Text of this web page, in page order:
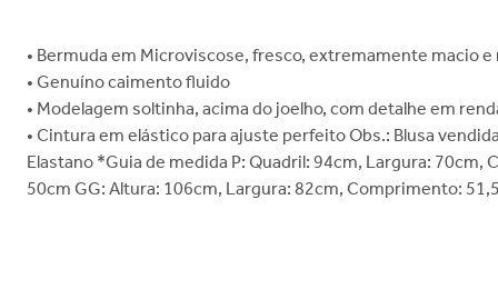
• Bermuda em Microviscose, fresco, extremamente macio
• Genuíno caimento fluido
• Modelagem soltinha, acima do joelho, com detalhe em
• Cintura em elástico para ajuste perfeito Obs.: Blusa
Elastano *Guia de medida P: Quadril: 94cm, Largura:
50cm GG: Altura: 106cm, Largura: 82cm, Comprimento: